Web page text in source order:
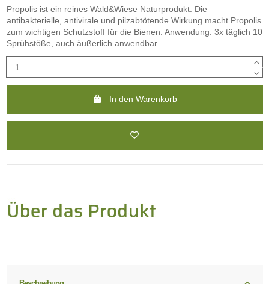
Propolis ist ein reines Wald&Wiese Naturprodukt. Die
antibakterielle, antivirale und pilzabtötende Wirkung macht Propolis
zum wichtigen Schutzstoff für die Bienen. Anwendung: 3x täglich 10
Sprühstöße, auch äußerlich anwendbar.
In den Warenkorb